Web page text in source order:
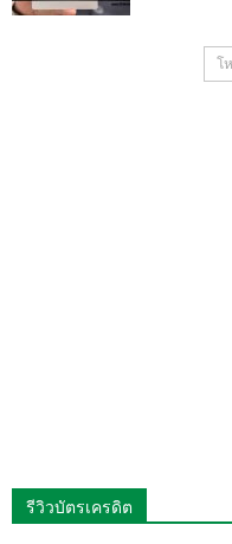
โ
รีวิวบัตรเครดิต